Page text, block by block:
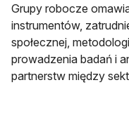
Grupy robocze
instrumentów,
społecznej,
prowadzenia badań i
partnerstw między